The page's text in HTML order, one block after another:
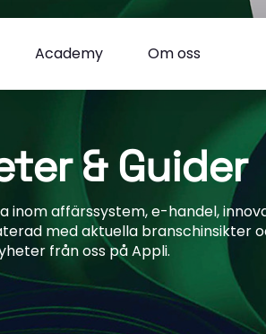
Academy Om oss
& Guider
inom affärssystem, e-handel,
med aktuella branschinsikter
från oss på Appli.